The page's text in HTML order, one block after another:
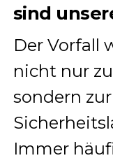
sind
Der Vorfall
nicht nur
sondern
Immer